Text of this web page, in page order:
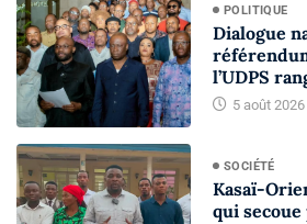
POLITIQUE
Dialogue
l’UDPS
5 août 2026
SOCIÉTÉ
Kasaï-
qui